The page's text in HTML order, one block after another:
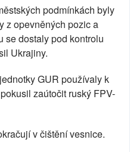
podmínkách byly
z opevněných pozic a
se dostaly pod kontrolu
Ukrajiny.
GUR používaly k
zaútočit ruský FPV-
v čištění vesnice.